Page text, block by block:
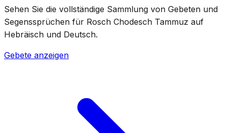
Sehen Sie die vollständige Sammlung von Gebeten und
Segenssprüchen für Rosch Chodesch Tammuz auf
Hebräisch und Deutsch.
Gebete anzeigen